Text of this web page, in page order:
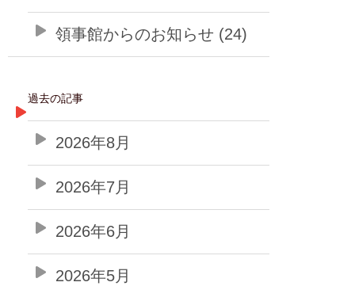
領事館からのお知らせ (24)
過去の記事
2026年8月
2026年7月
2026年6月
2026年5月